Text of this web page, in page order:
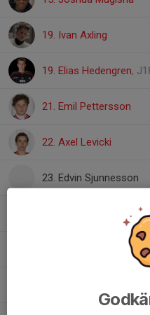
19. Ivan Axling
19. Elias Hedengren,
21. Emil Pettersson
22. Axel Levicki
23. Edvin Sjunnesson
27. Mohammad Fawaz
, J18